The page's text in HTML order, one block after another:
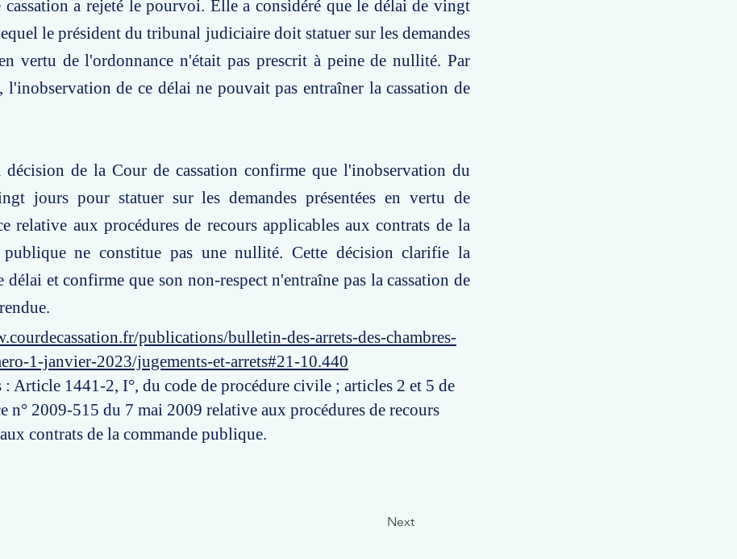
a rejeté le pourvoi. Elle a considéré que le délai de vingt
le président du tribunal judiciaire doit statuer sur les demandes
vertu de l'ordonnance n'était pas prescrit à peine de nullité. Par
l'inobservation de ce délai ne pouvait pas entraîner la cassation de
décision de la Cour de cassation confirme que l'inobservation du
jours pour statuer sur les demandes présentées en vertu de
relative aux procédures de recours applicables aux contrats de la
publique ne constitue pas une nullité. Cette décision clarifie la
délai et confirme que son non-respect n'entraîne pas la cassation de
publications/bulletin-des-arrets-des-chambres-
1-janvier-2023/jugements-et-arrets#21-10.440
: Article 1441-2, I°, du code de procédure civile ; articles 2 et 5 de
n° 2009-515 du 7 mai 2009 relative aux procédures de recours
contrats de la commande publique.
Next